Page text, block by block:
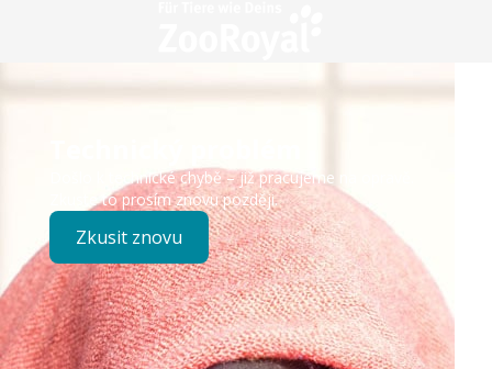
Došlo k technické chybě – již pracujeme na opravě.
Zkuste to prosím znovu později.
Zkusit znovu